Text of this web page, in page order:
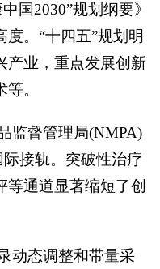
国2030”规划纲要》
。“十四五”规划明
产业，重点发展创新
。
监督管理局(NMPA)
接轨。突破性治疗
通道显著缩短了创
动态调整和带量采